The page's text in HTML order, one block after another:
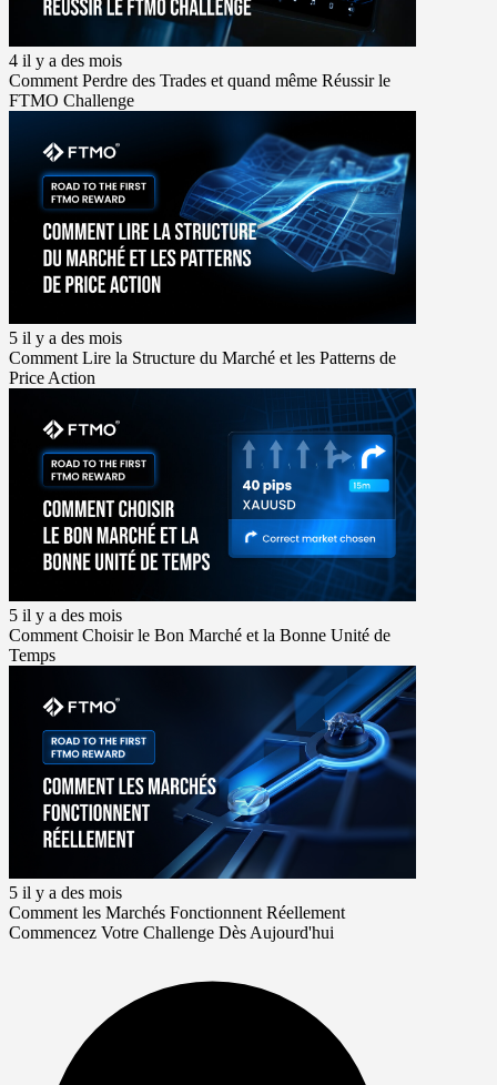
4 il y a des mois
Comment Perdre des Trades et quand même Réussir le
FTMO Challenge
5 il y a des mois
Comment Lire la Structure du Marché et les Patterns de
Price Action
5 il y a des mois
Comment Choisir le Bon Marché et la Bonne Unité de
Temps
5 il y a des mois
Comment les Marchés Fonctionnent Réellement
Commencez Votre Challenge Dès Aujourd'hui